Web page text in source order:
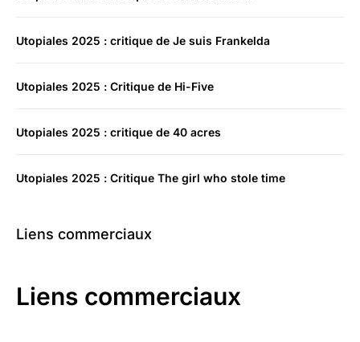
Utopiales 2025 : critique de Je suis Frankelda
Utopiales 2025 : Critique de Hi-Five
Utopiales 2025 : critique de 40 acres
Utopiales 2025 : Critique The girl who stole time
Liens commerciaux
Liens commerciaux